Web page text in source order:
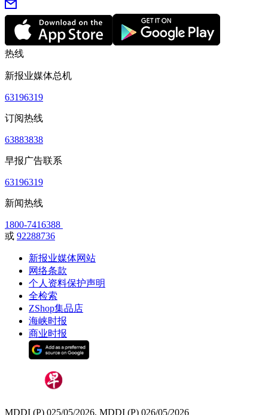
热线
新报业媒体总机
63196319
订阅热线
63883838
早报广告联系
63196319
新闻热线
1800-7416388
或 92288736
新报业媒体网站
网络条款
个人资料保护声明
全检索
ZShop集品店
海峡时报
商业时报
MDDI (P) 025/05/2026, MDDI (P) 026/05/2026